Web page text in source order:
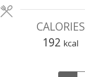
CALORIES
192 kcal